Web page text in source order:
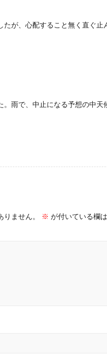
たが、心配すること無く直ぐ止
雨で、中止になる予想の中天
ません。 ※ が付いている欄